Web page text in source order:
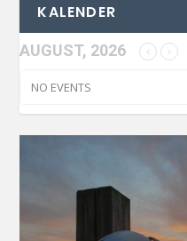
KALENDER
AUGUST, 2026
NO EVENTS